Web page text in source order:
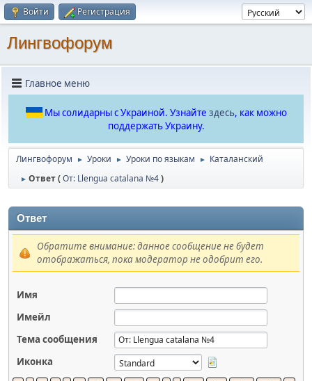
Войти Регистрация
Лингвофорум
Главное меню
Мы солидарны с Украиной. Узнайте здесь, как можно
поддержать Украину.
Лингвофорум ► Уроки ► Уроки по языкам ► Каталанский
► Ответ (От: Llengua catalana №4)
Ответ
Обратите внимание: данное сообщение не будет
отображаться, пока модератор не одобрит его.
Имя
Имейл
Тема сообщения
Иконка